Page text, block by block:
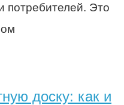
потребителей. Это
доску: как и